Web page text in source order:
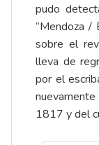
pudo
“Mendoza /
sobre el
lleva de
por el
1817 y del